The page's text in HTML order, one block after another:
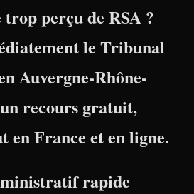
perçu de RSA ?
le Tribunal
Auvergne-Rhône-
recours gratuit,
en France et en ligne.
rapide